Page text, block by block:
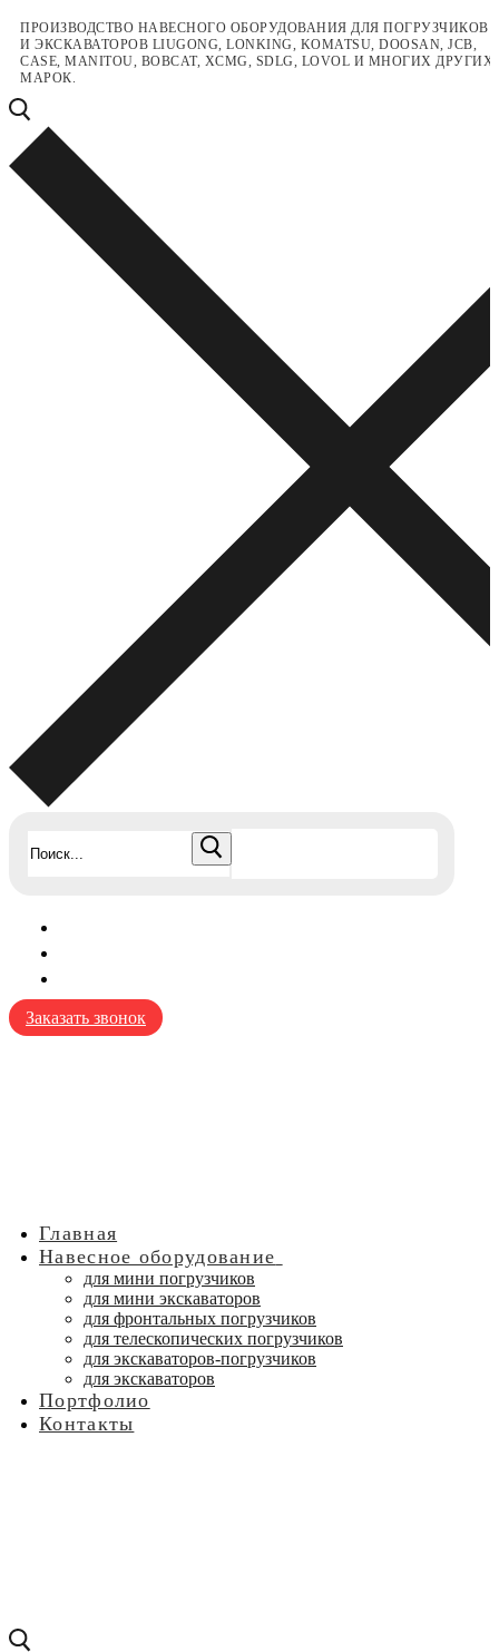
Перейти
содержимому
Меню
Закрыть
ПРОИЗВОДСТВО НАВЕСНОГО ОБОРУДОВАНИЯ ДЛЯ ПОГРУЗЧИКОВ
И ЭКСКАВАТОРОВ LIUGONG, LONKING, KOMATSU, DOOSAN, JCB,
CASE, MANITOU, BOBCAT, XCMG, SDLG, LOVOL И МНОГИХ ДРУГИХ
МАРОК.
Заказать звонок
Главная
Навесное оборудование
для мини погрузчиков
для мини экскаваторов
для фронтальных погрузчиков
для телескопических погрузчиков
для экскаваторов-погрузчиков
для экскаваторов
Портфолио
Контакты